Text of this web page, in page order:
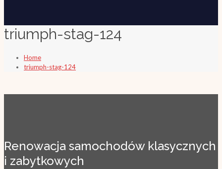
triumph-stag-124
Home
triumph-stag-124
Renowacja samochodów klasycznych
i zabytkowych